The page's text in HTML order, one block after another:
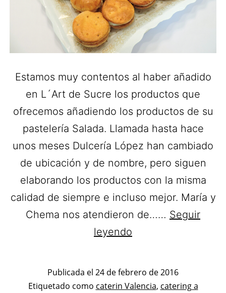
Estamos muy contentos al haber añadido
en L´Art de Sucre los productos que
ofrecemos añadiendo los productos de su
pastelería Salada. Llamada hasta hace
unos meses Dulcería López han cambiado
de ubicación y de nombre, pero siguen
elaborando los productos con la misma
calidad de siempre e incluso mejor. María y
Chema nos atendieron de…… Seguir
leyendo
Sucre.
Publicada el 24 de febrero de 2016
Categorizado
Etiquetado como caterin Valencia, catering a